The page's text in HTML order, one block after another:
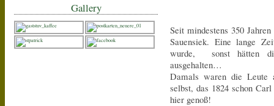
Seit mindestens 350
Sauensiek. Eine lange
wurde, sonst hätten
ausgehalten…
Damals waren die Leute
selbst, das 1824 schon
hier genoß!
Gallery